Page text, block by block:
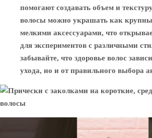
помогают создавать объем и
волосы можно украшать как
мелкими аксессуарами, что
для экспериментов с различными
забывайте, что здоровье волос
ухода, но и от правильного выбора